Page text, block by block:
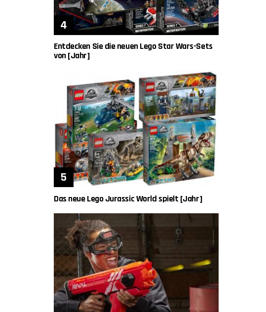
Entdecken Sie die neuen Lego Star Wars-Sets
von [Jahr]
Das neue Lego Jurassic World spielt [Jahr]